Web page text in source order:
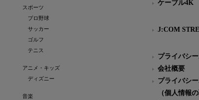
スポーツ
プロ野球
サッカー
ゴルフ
テニス
アニメ・キッズ
ディズニー
音楽
ケーブル4K
J:COM
プライバシ
会社概要
プライバシ
（個人情報